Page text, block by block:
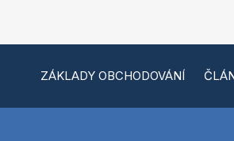
ZÁKLADY OBCHODOVÁNÍ